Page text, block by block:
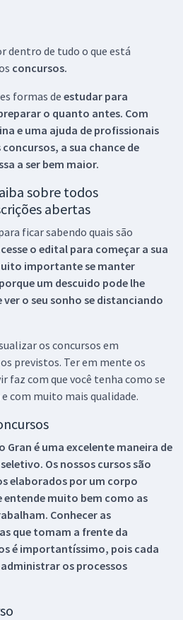
dentro de tudo o que está
concursos.
formas de estudar para
o quanto antes. Com
e uma ajuda de profissionais
concursos, a sua chance de
a ser bem maior.
sobre todos
abertas
ficar sabendo quais são
o edital para começar a sua
importante se manter
um descuido pode lhe
o seu sonho se distanciando
os concursos em
previstos. Ter em mente os
faz com que você tenha como se
com muito mais qualidade.
Gran é uma excelente maneira de
Os nossos cursos são
elaborados por um corpo
entende muito bem como as
Conhecer as
que tomam a frente da
é importantíssimo, pois cada
os processos